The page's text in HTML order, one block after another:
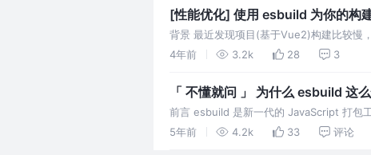
[性能优化] 使用 esbuild 为你的构
背景 最近发现项目(基于Vue2)构建比较慢
了一次构建优化，线上(多国家)构建时间,
4年前 3.2k 28 3
「 不懂就问 」 为什么 esbuild 这
前言 esbuild 是新一代的 JavaScript 打包
5年前
4.2k 33 评论